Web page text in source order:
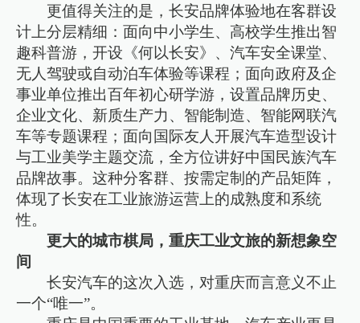
更值得关注的是，长安品牌体验地在客群设
计上分层精细：面向中小学生、高校学生推出智
趣科普游，开设《何以长安》、汽车安全课堂、
无人驾驶或自动泊车体验等课程；面向政府及企
事业单位推出百年初心研学游，设置品牌历史、
企业文化、新质生产力、智能制造、智能网联汽
车等专题课程；面向国际友人开展汽车造型设计
与工业美学主题交流，全方位讲好中国民族汽车
品牌故事。这种分客群、按需定制的产品矩阵，
体现了长安在工业旅游运营上的成熟度和系统
性。
更大的城市棋局，重庆工业文旅的新想象空
间
长安汽车的这次入选，对重庆而言意义不止
一个“唯一”。